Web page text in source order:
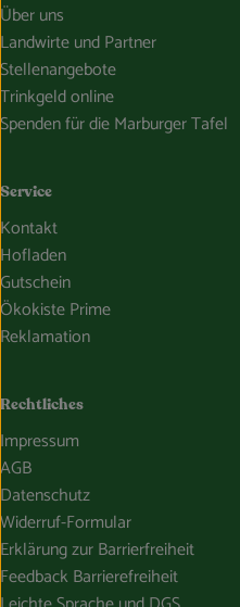
Über uns
Landwirte und Partner
Stellenangebote
Trinkgeld online
Spenden für die Marburger Tafel
Service
Kontakt
Hofladen
Gutschein
Ökokiste Prime
Reklamation
Rechtliches
Impressum
AGB
Datenschutz
Widerruf-Formular
Erklärung zur Barrierfreiheit
Feedback Barrierefreiheit